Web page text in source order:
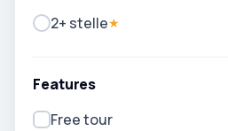
2+ stelle★
Features
Free tour